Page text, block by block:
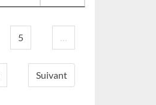
5 …
Suivant